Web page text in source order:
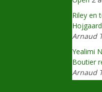
Riley en
Arnaud
Yealimi
Boutier
Arnaud